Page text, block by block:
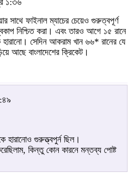
সাথে ফাইনাল ম্যাচের চেয়েও গুরুত্বপূর্ণ
নিশ্চিত করা। এবং তারও আগে ১৫ রানে
হারানো। সেদিন আকরাম খান ৬৬* রানের যে
আছে বাংলাদেশের ক্রিকেট।
হারানোও গুরুত্ত্বপুর্ন ছিল।
কিন্তু কোন কারনে মন্তব্য পোষ্ট